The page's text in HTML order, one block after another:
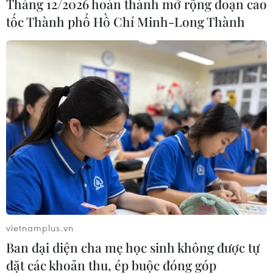
Tháng 12/2026 hoàn thành mở rộng đoạn cao
tốc Thành phố Hồ Chí Minh-Long Thành
vietnamplus.vn
Ban đại diện cha mẹ học sinh không được tự
đặt các khoản thu, ép buộc đóng góp